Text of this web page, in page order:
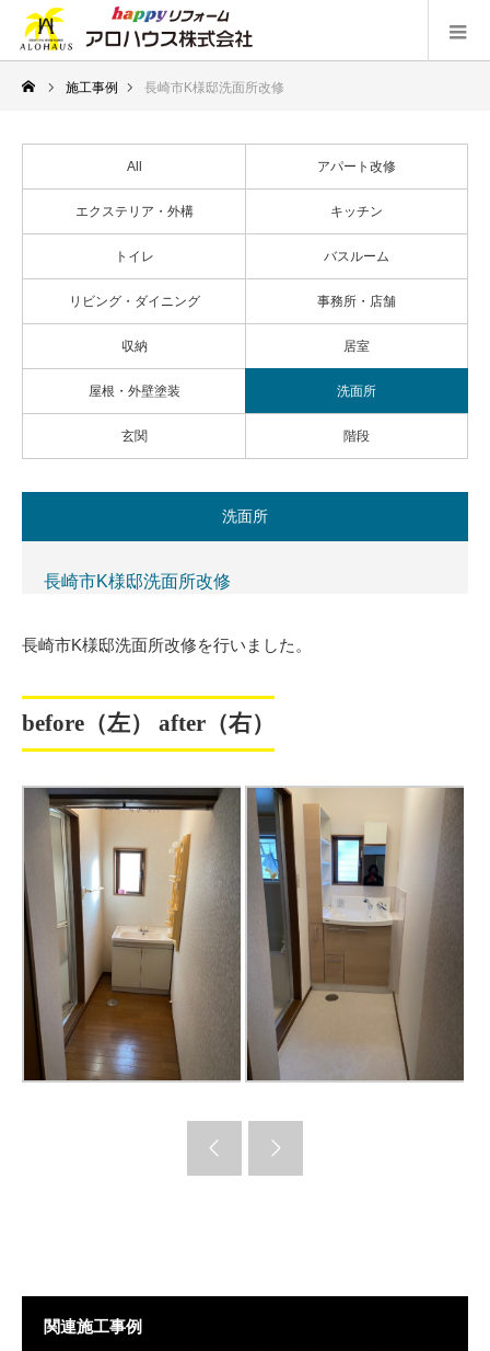
施工事例 長崎市K様邸洗面所改修
All アパート改修
エクステリア・外構 キッチン
トイレ バスルーム
リビング・ダイニング 事務所・店舗
収納 居室
屋根・外壁塗装 洗面所
玄関 階段
洗面所
長崎市K様邸洗面所改修
長崎市K様邸洗面所改修を行いました。
before（左） after（右）
関連施工事例